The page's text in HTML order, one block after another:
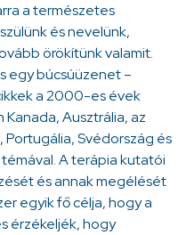
a természetes
és nevelünk,
örökítünk valamit.
egy búcsúüzenet –
a 2000-es évek
Ausztrália, az
Portugália, Svédország és
A terápia kutatói
és annak megélését
egyik fő célja, hogy a
érzékeljék, hogy